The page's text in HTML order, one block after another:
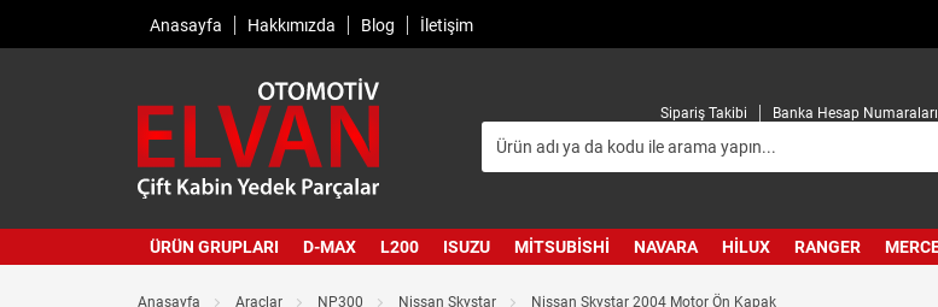
Anasayfa Hakkımızda Blog İletişim
Sipariş Takibi Banka Hesap
ÜRÜN GRUPLARI D-MAX L200 ISUZU MITSUBISHI NAVARA HILUX RANGER
Anasayfa Araçlar NP300 Nissan Skystar Nissan Skystar 2004 Motor Ön Kapak